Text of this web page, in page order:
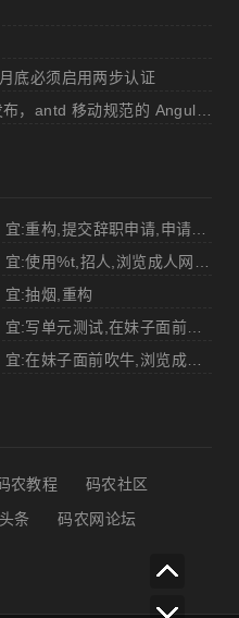
底必须启用两步认证
:抽烟,重构
农教程
码农社区
条
码农网论坛